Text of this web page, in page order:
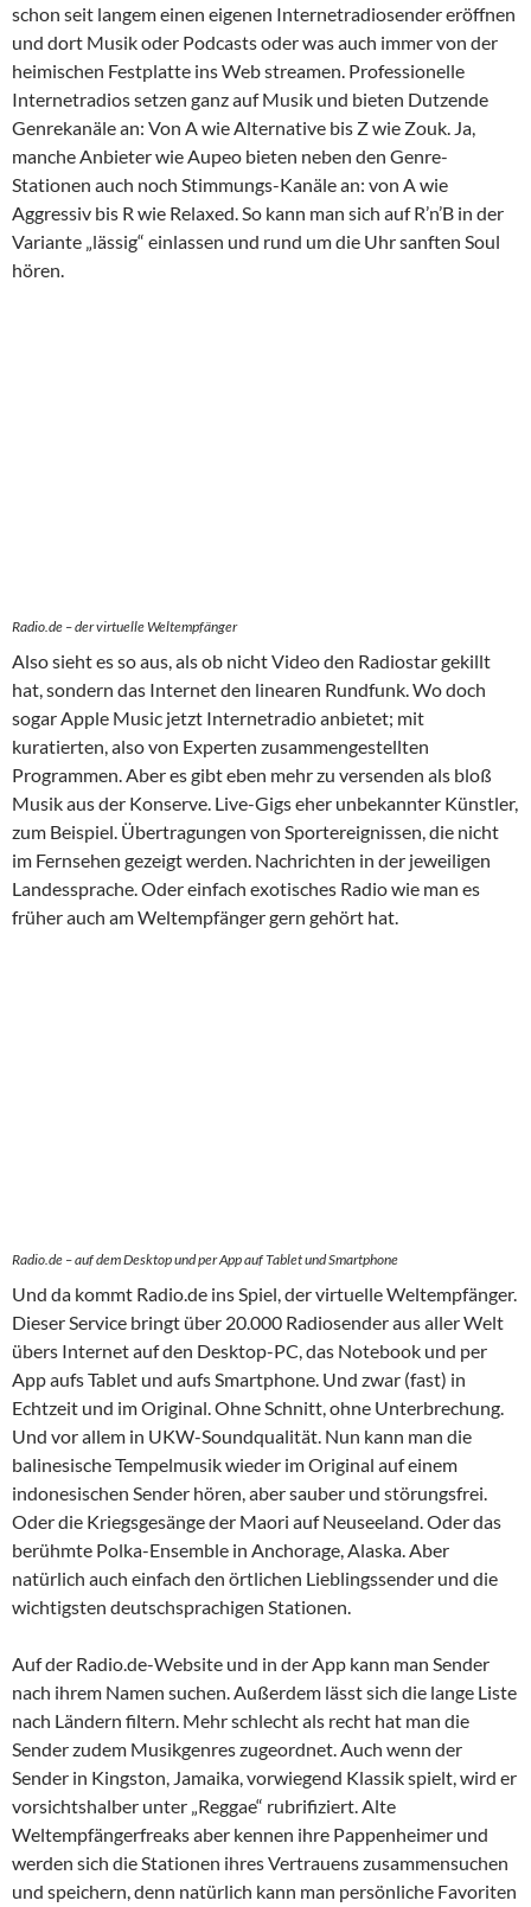
schon seit langem einen eigenen Internetradiosender eröffnen
und dort Musik oder Podcasts oder was auch immer von der
heimischen Festplatte ins Web streamen. Professionelle
Internetradios setzen ganz auf Musik und bieten Dutzende
Genrekanäle an: Von A wie Alternative bis Z wie Zouk. Ja,
manche Anbieter wie Aupeo bieten neben den Genre-
Stationen auch noch Stimmungs-Kanäle an: von A wie
Aggressiv bis R wie Relaxed. So kann man sich auf R’n’B in der
Variante „lässig“ einlassen und rund um die Uhr sanften Soul
hören.
Radio.de – der virtuelle Weltempfänger
Also sieht es so aus, als ob nicht Video den Radiostar gekillt
hat, sondern das Internet den linearen Rundfunk. Wo doch
sogar Apple Music jetzt Internetradio anbietet; mit
kuratierten, also von Experten zusammengestellten
Programmen. Aber es gibt eben mehr zu versenden als bloß
Musik aus der Konserve. Live-Gigs eher unbekannter Künstler,
zum Beispiel. Übertragungen von Sportereignissen, die nicht
im Fernsehen gezeigt werden. Nachrichten in der jeweiligen
Landessprache. Oder einfach exotisches Radio wie man es
früher auch am Weltempfänger gern gehört hat.
Radio.de – auf dem Desktop und per App auf Tablet und Smartphone
Und da kommt Radio.de ins Spiel, der virtuelle Weltempfänger.
Dieser Service bringt über 20.000 Radiosender aus aller Welt
übers Internet auf den Desktop-PC, das Notebook und per
App aufs Tablet und aufs Smartphone. Und zwar (fast) in
Echtzeit und im Original. Ohne Schnitt, ohne Unterbrechung.
Und vor allem in UKW-Soundqualität. Nun kann man die
balinesische Tempelmusik wieder im Original auf einem
indonesischen Sender hören, aber sauber und störungsfrei.
Oder die Kriegsgesänge der Maori auf Neuseeland. Oder das
berühmte Polka-Ensemble in Anchorage, Alaska. Aber
natürlich auch einfach den örtlichen Lieblingssender und die
wichtigsten deutschsprachigen Stationen.
Auf der Radio.de-Website und in der App kann man Sender
nach ihrem Namen suchen. Außerdem lässt sich die lange Liste
nach Ländern filtern. Mehr schlecht als recht hat man die
Sender zudem Musikgenres zugeordnet. Auch wenn der
Sender in Kingston, Jamaika, vorwiegend Klassik spielt, wird er
vorsichtshalber unter „Reggae“ rubrifiziert. Alte
Weltempfängerfreaks aber kennen ihre Pappenheimer und
werden sich die Stationen ihres Vertrauens zusammensuchen
und speichern, denn natürlich kann man persönliche Favoriten